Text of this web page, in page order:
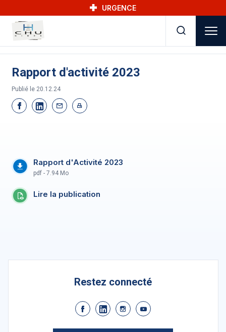
URGENCE
Rapport d'activité 2023
Publié le 20.12.24
Rapport d'Activité 2023
pdf - 7.94 Mo
Lire la publication
Restez connecté